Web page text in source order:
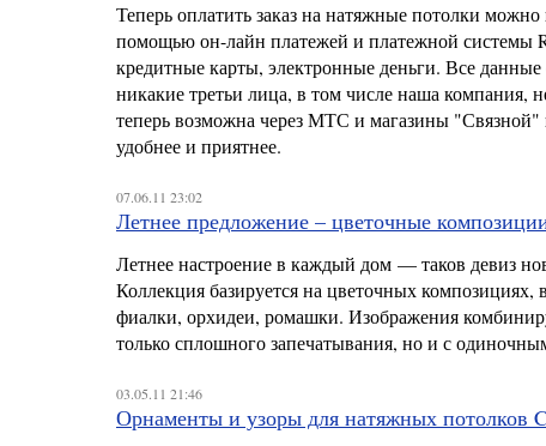
Теперь оплатить заказ на натяжные потолки
помощью он-лайн платежей и платежной системы
кредитные карты, электронные деньги. Все
никакие третьи лица, в том числе наша компания,
теперь возможна через МТС и магазины
удобнее и приятнее.
07.06.11 23:02
Летнее предложение – цветочные
Летнее настроение в каждый дом — таков девиз
Коллекция базируется на цветочных
фиалки, орхидеи, ромашки. Изображения
только сплошного запечатывания, но и с
03.05.11 21:46
Орнаменты и узоры для натяжных потолков